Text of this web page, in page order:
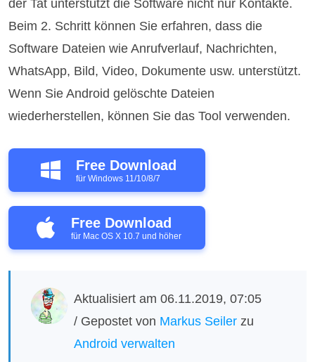
der Tat unterstützt die Software nicht nur Kontakte.
Beim 2. Schritt können Sie erfahren, dass die
Software Dateien wie Anrufverlauf, Nachrichten,
WhatsApp, Bild, Video, Dokumente usw. unterstützt.
Wenn Sie Android gelöschte Dateien
wiederherstellen, können Sie das Tool verwenden.
Free Download
für Windows 11/10/8/7
Free Download
für Mac OS X 10.7 und höher
Aktualisiert am 06.11.2019, 07:05
/ Gepostet von Markus Seiler zu
Android verwalten